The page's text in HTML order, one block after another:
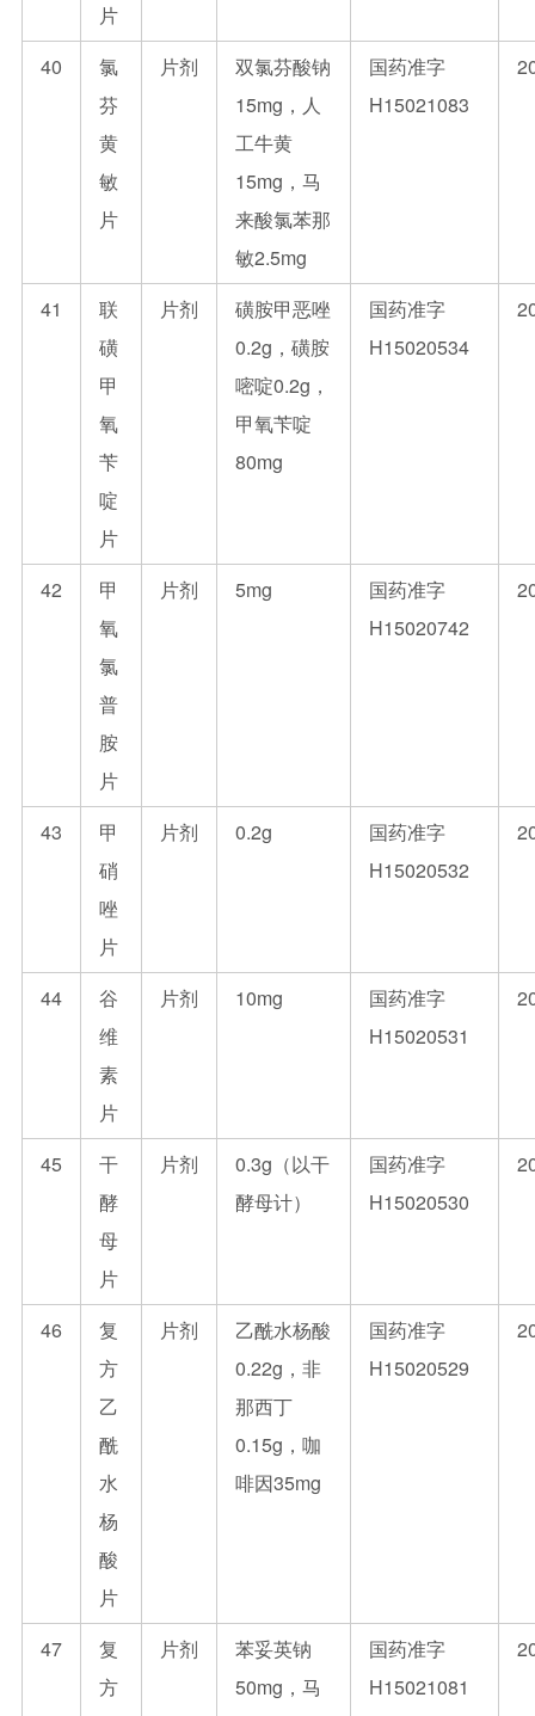
片
40
氯
芬
黄
敏
片
片剂
双氯芬酸钠
15mg，人
工牛黄
15mg，马
来酸氯苯那
敏2.5mg
国药准字
H15021083
41
联
磺
甲
氧
苄
啶
片
片剂
磺胺甲恶唑
0.2g，磺胺
嘧啶0.2g，
甲氧苄啶
80mg
国药准字
H15020534
42
甲
氧
氯
普
胺
片
片剂 5mg
国药准字
H15020742
43
甲
硝
唑
片
片剂 0.2g
国药准字
H15020532
44
谷
维
素
片
片剂 10mg
国药准字
H15020531
45
干
酵
母
片
片剂
0.3g（以干
酵母计）
国药准字
H15020530
46
复
方
乙
酰
水
杨
酸
片
片剂
乙酰水杨酸
0.22g，非
那西丁
0.15g，咖
啡因35mg
国药准字
H15020529
47
复
方
片剂
苯妥英钠
50mg，马
国药准字
H15021081